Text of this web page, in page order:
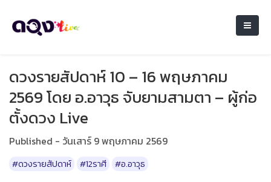
ดวงรายสัปดาห์ 10 – 16 พฤษภาคม
2569 โดย อ.อาวุธ จับยามสามตา – ผู้ก่อ
ตั้งดวง Live
Published - วันเสาร์ 9 พฤษภาคม 2569
#ดวงรายสัปดาห์ #12ราศี #อ.อาวุธ